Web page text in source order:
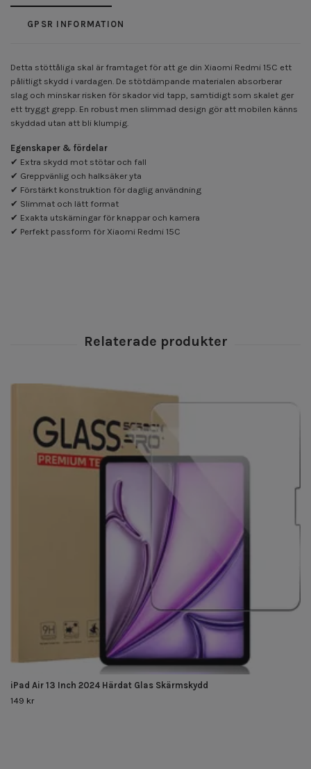
GPSR INFORMATION
Detta stöttåliga skal är framtaget för att ge din Xiaomi Redmi 15C ett
pålitligt skydd i vardagen. De stötdämpande materialen absorberar
slag och minskar risken för skador vid tapp, samtidigt som skalet ger
ett tryggt grepp. En robust men slimmad design gör att mobilen känns
skyddad utan att bli klumpig.
Egenskaper & fördelar
✔ Extra skydd mot stötar och fall
✔ Greppvänlig och halksäker yta
✔ Förstärkt konstruktion för daglig användning
✔ Slimmat och lätt format
✔ Exakta utskärningar för knappar och kamera
✔ Perfekt passform för Xiaomi Redmi 15C
iPad Air 13 Inch 2024 Härdat Glas Skärmskydd
149 kr